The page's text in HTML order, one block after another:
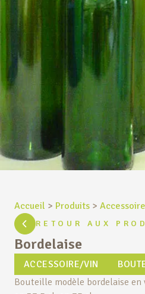
Accueil > Produits >
RETOUR AUX
Bordelaise
ACCESSOIRE/VIN
Bouteille modèle bordelaise